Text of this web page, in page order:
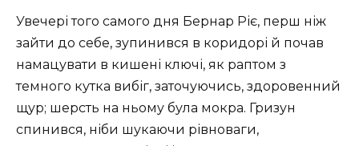
Увечері того самого дня Бернар Ріє, перш ніж
зайти до себе, зупинився в коридорі й почав
намацувати в кишені ключі, як раптом з
темного кутка вибіг, заточуючись, здоровенний
щур; шерсть на ньому була мокра. Гризун
спинився, ніби шукаючи рівноваги,